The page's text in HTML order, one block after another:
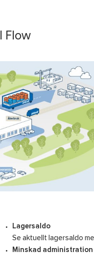
Flow
Lagersaldo
Se aktuellt lagersaldo
Minskad administration